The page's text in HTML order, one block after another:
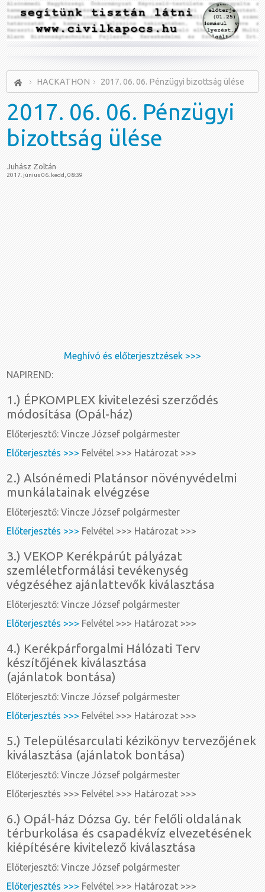
HACKATHON 2017. 06. 06. Pénzügyi bizottság ülése
2017. 06. 06. Pénzügyi
bizottság ülése
Juhász Zoltán
2017. június 06. kedd, 08:39
Meghívó és előterjesztzések >>>
NAPIREND:
1.) ÉPKOMPLEX kivitelezési szerződés
módosítása (Opál-ház)
Előterjesztő: Vincze József polgármester
Előterjesztés >>> Felvétel >>> Határozat >>>
2.) Alsónémedi Platánsor növényvédelmi
munkálatainak elvégzése
Előterjesztő: Vincze József polgármester
Előterjesztés >>> Felvétel >>> Határozat >>>
3.) VEKOP Kerékpárút pályázat
szemléletformálási tevékenység
végzéséhez ajánlattevők kiválasztása
Előterjesztő: Vincze József polgármester
Előterjesztés >>> Felvétel >>> Határozat >>>
4.) Kerékpárforgalmi Hálózati Terv
készítőjének kiválasztása
(ajánlatok bontása)
Előterjesztő: Vincze József polgármester
Előterjesztés >>> Felvétel >>> Határozat >>>
5.) Településarculati kézikönyv tervezőjének
kiválasztása (ajánlatok bontása)
Előterjesztő: Vincze József polgármester
Előterjesztés >>> Felvétel >>> Határozat >>>
6.) Opál-ház Dózsa Gy. tér felőli oldalának
térburkolása és csapadékvíz elvezetésének
kiépítésére kivitelező kiválasztása
Előterjesztő: Vincze József polgármester
Előterjesztés >>> Felvétel >>> Határozat >>>